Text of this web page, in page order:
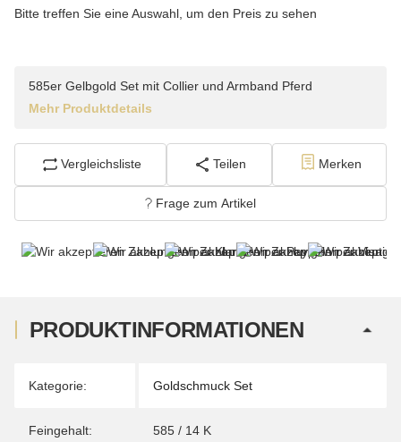
Bitte treffen Sie eine Auswahl, um den Preis zu sehen
585er Gelbgold Set mit Collier und Armband Pferd
Mehr Produktdetails
Vergleichsliste Teilen Merken
Frage zum Artikel
PRODUKTINFORMATIONEN
Produkteigenschaft
Wert
Kategorie: Goldschmuck Set
Feingehalt: 585 / 14 K